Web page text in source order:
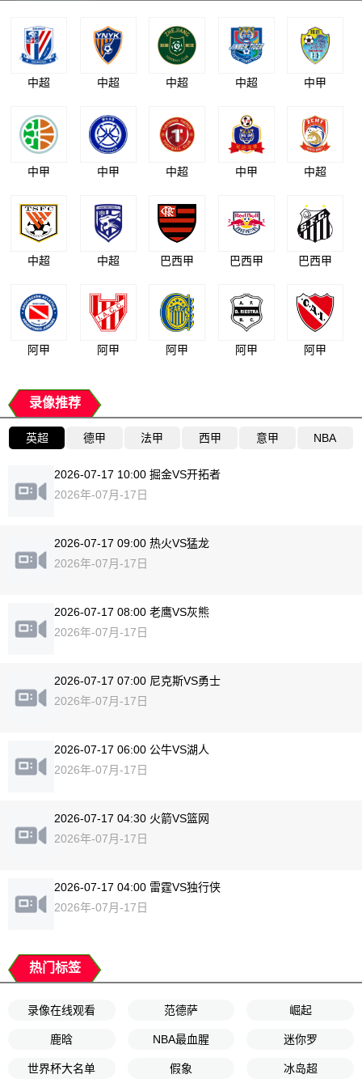
中超 中超 中超 中超 中甲
中甲 中甲 中超 中甲 中超
中超 中超 巴西甲 巴西甲 巴西甲
阿甲 阿甲 阿甲 阿甲 阿甲
录像推荐
英超 德甲 法甲 西甲 意甲 NBA
2026-07-17 10:00 掘金VS开拓者
2026年-07月-17日
2026-07-17 09:00 热火VS猛龙
2026年-07月-17日
2026-07-17 08:00 老鹰VS灰熊
2026年-07月-17日
2026-07-17 07:00 尼克斯VS勇士
2026年-07月-17日
2026-07-17 06:00 公牛VS湖人
2026年-07月-17日
2026-07-17 04:30 火箭VS篮网
2026年-07月-17日
2026-07-17 04:00 雷霆VS独行侠
2026年-07月-17日
热门标签
录像在线观看 范德萨 崛起
鹿晗 NBA最血腥 迷你罗
世界杯大名单 假象 冰岛超